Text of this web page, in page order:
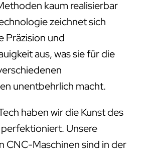
kaum realisierbar
zeichnet sich
Präzision und
aus, was sie für die
unentbehrlich macht.
haben wir die Kunst des
Unsere
CNC-Maschinen sind in der